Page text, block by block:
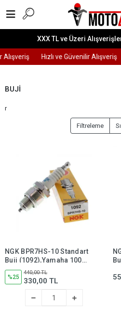
XXX TL ve Üzeri
Alışveriş Hızlı ve Güvenilir Alışveriş
BUJİ
r
Filtreleme
NGK BPR7HS-10 Standart
Buji (1092),Yamaha 100
cc BWS Buji
%25
440,00 TL
330,00 TL